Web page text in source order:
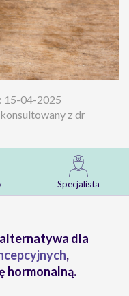
15-04-2025
z dr
Specjalista
dla
,
hormonalną.